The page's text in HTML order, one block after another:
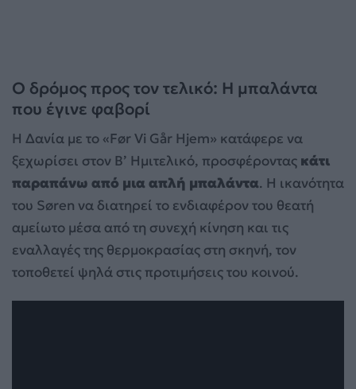
Ο δρόμος προς τον τελικό: Η μπαλάντα
που έγινε φαβορί
Η Δανία με το «Før Vi Går Hjem» κατάφερε να
ξεχωρίσει στον Β’ Ημιτελικό, προσφέροντας κάτι
παραπάνω από μια απλή μπαλάντα. Η ικανότητα
του Søren να διατηρεί το ενδιαφέρον του θεατή
αμείωτο μέσα από τη συνεχή κίνηση και τις
εναλλαγές της θερμοκρασίας στη σκηνή, τον
τοποθετεί ψηλά στις προτιμήσεις του κοινού.